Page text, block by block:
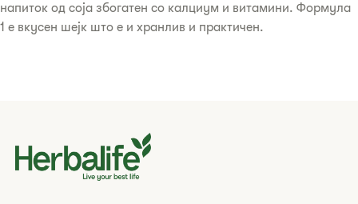
напиток од соја збогатен со калциум и витамини. Формула
1 е вкусен шејк што е и хранлив и практичен.